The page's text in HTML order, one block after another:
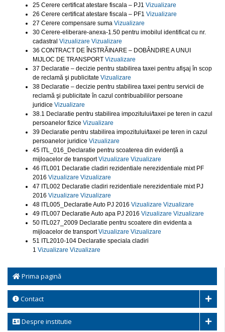
Prima pagină
Contact
Despre institutie
25 Cerere certificat atestare fiscala – PJ1 Vizualizare
26 Cerere certificat atestare fiscala – PF1 Vizualizare
27 Cerere compensare suma Vizualizare
30 Cerere-eliberare-anexa-1.50 pentru imobilul identificat cu nr.
cadastral Vizualizare Vizualizare
36 CONTRACT DE ÎNSTRĂINARE – DOBÂNDIRE A UNUI
MIJLOC DE TRANSPORT Vizualizare
37 Declaratie – decizie pentru stabilirea taxei pentru afişaj în scop
de reclamă şi publicitate Vizualizare
38 Declaratie – decizie pentru stabilirea taxei pentru servicii de
reclamă şi publicitate în cazul contribuabililor persoane
juridice Vizualizare
38.1 Declaratie pentru stabilirea impozitului/taxei pe teren in cazul
persoanelor fizice Vizualizare
39 Declaratie pentru stabilirea impozitului/taxei pe teren in cazul
persoanelor juridice Vizualizare
45 ITL_016_Declaratie pentru scoaterea din evidență a
mijloacelor de transportVizualizare Vizualizare
46 ITL001 Declaratie cladiri rezidentiale nerezidentiale mixt PF
2016 Vizualizare Vizualizare
47 ITL002 Declaratie cladiri rezidentiale nerezidentiale mixt PJ
2016 Vizualizare Vizualizare
48 ITL005_Declaratie Auto PJ 2016 Vizualizare Vizualizare
49 ITL007 Declaratie Auto apa PJ 2016 Vizualizare Vizualizare
50 ITL027_2009 Declaratie pentru scoatere din evidenta a
mijloacelor de transportVizualizare Vizualizare
51 ITL2010-104 Declaratie speciala cladiri
1 Vizualizare Vizualizare